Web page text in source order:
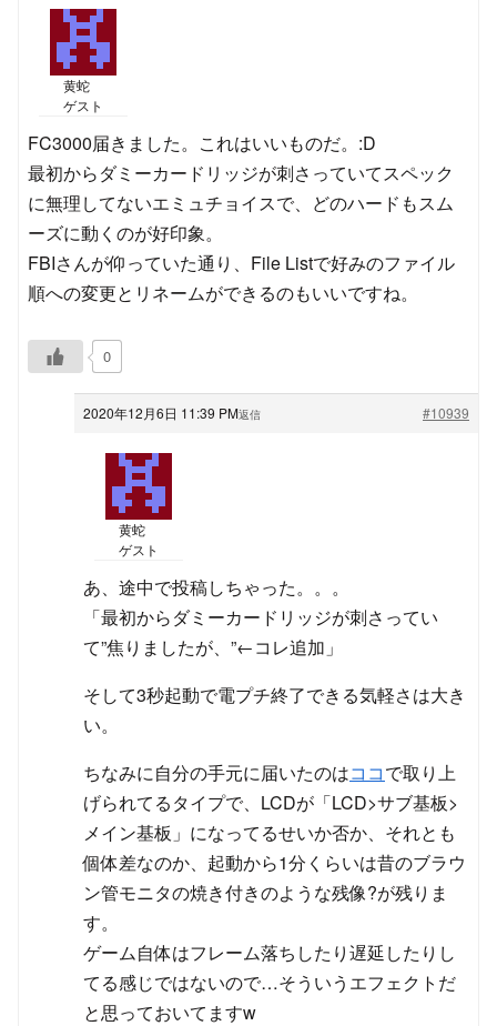
黄蛇
ゲスト
FC3000届きました。これはいいものだ。:D
最初からダミーカードリッジが刺さっていてスペック
に無理してないエミュチョイスで、どのハードもスム
ーズに動くのが好印象。
FBIさんが仰っていた通り、File Listで好みのファイル
順への変更とリネームができるのもいいですね。
0
2020年12月6日 11:39 PM #10939
返信
黄蛇
ゲスト
あ、途中で投稿しちゃった。。。
「最初からダミーカードリッジが刺さってい
て”焦りましたが、”←コレ追加」
そして3秒起動で電プチ終了できる気軽さは大き
い。
ちなみに自分の手元に届いたのはココで取り上
げられてるタイプで、LCDが「LCD>サブ基板>
メイン基板」になってるせいか否か、それとも
個体差なのか、起動から1分くらいは昔のブラウ
ン管モニタの焼き付きのような残像?が残りま
す。
ゲーム自体はフレーム落ちしたり遅延したりし
てる感じではないので…そういうエフェクトだ
と思っておいてますw